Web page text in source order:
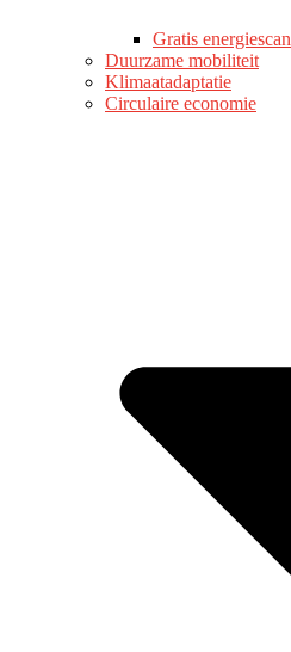
Gratis energiescan
Duurzame mobiliteit
Klimaatadaptatie
Circulaire economie